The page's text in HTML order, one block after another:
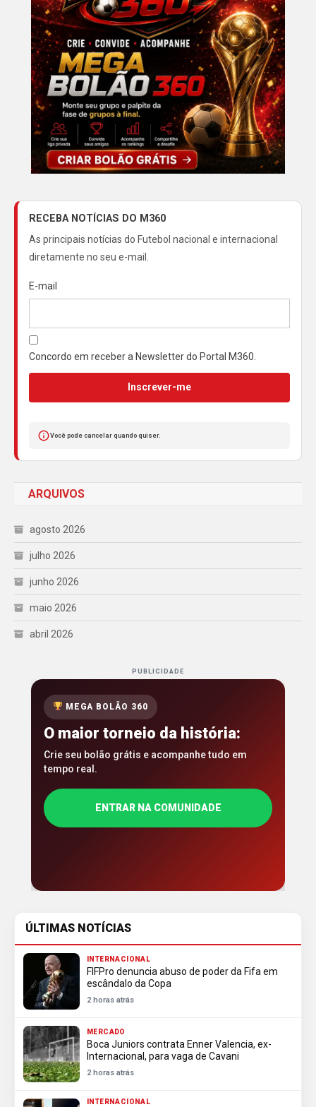
RECEBA NOTÍCIAS DO M360
As principais notícias do Futebol nacional e internacional
diretamente no seu e-mail.
E-mail
Concordo em receber a Newsletter do Portal M360.
Inscrever-me
Você pode cancelar quando quiser.
ARQUIVOS
agosto 2026
julho 2026
junho 2026
maio 2026
abril 2026
PUBLICIDADE
MEGA BOLÃO 360
O maior torneio da história:
Crie seu bolão grátis e acompanhe tudo em
tempo real.
ENTRAR NA COMUNIDADE
ÚLTIMAS NOTÍCIAS
INTERNACIONAL
FIFPro denuncia abuso de poder da Fifa em
escândalo da Copa
2 horas atrás
MERCADO
Boca Juniors contrata Enner Valencia, ex-
Internacional, para vaga de Cavani
2 horas atrás
INTERNACIONAL